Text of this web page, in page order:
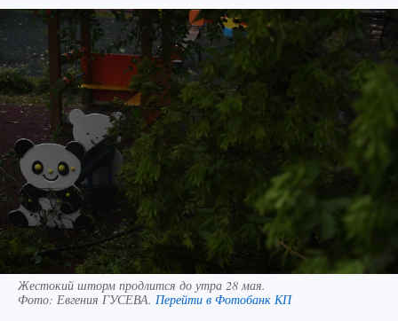
Жестокий шторм продлится до утра 28 мая.
Фото: Евгения ГУСЕВА. Перейти в Фотобанк КП